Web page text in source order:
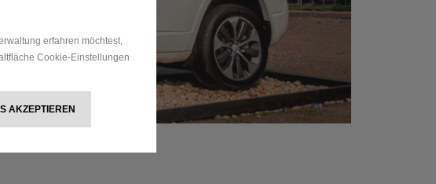
erfahren möchtest,
Cookie-Einstellungen
AKZEPTIEREN